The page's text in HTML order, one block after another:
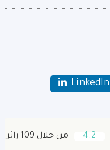
LinkedIn
4.2 من خلال 109 زائر